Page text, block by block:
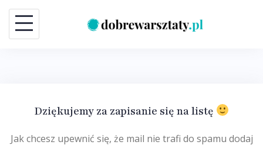
Skip
content
Dziękujemy za zapisanie się na listę
Jak chcesz upewnić się, że mail nie trafi do spamu dodaj